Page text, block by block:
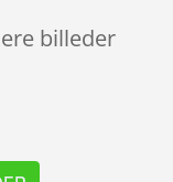
billeder